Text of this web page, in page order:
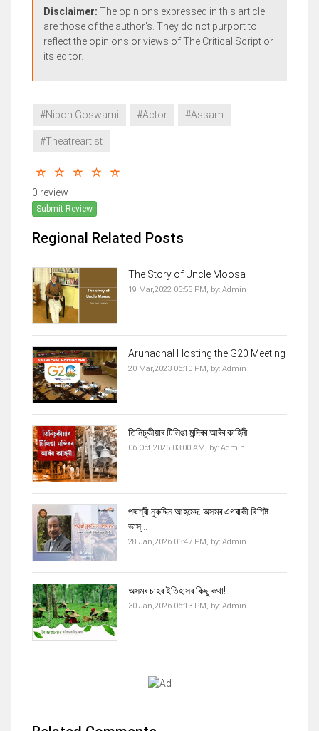
Disclaimer: The opinions expressed in this article
are those of the author's. They do not purport to
reflect the opinions or views of The Critical Script or
its editor.
#Nipon Goswami #Actor #Assam
#Theatreartist
0 review
Submit Review
Regional Related Posts
The Story of Uncle Moosa
19 Mar,2022 05:55 PM, by: Admin
Arunachal Hosting the G20 Meeting
20 Mar,2023 06:10 PM, by: Admin
তিনিচুকীয়াৰ টিলিঙা মন্দিৰৰ আৰঁৰ কাহিনী!
06 Oct,2025 03:00 AM, by: Admin
পদ্মশ্ৰী নুৰুদ্দিন আহমেদ: অসমৰ এগৰাকী বিশিষ্ট
ভাস্...
28 Jan,2026 05:47 PM, by: Admin
অসমৰ চাহৰ ইতিহাসৰ কিছু কথা!
30 Jan,2026 06:13 PM, by: Admin